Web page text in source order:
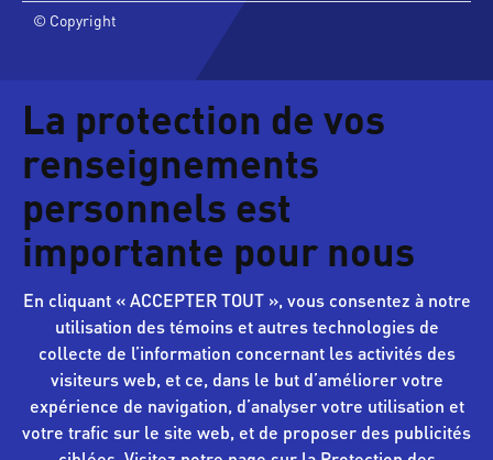
© Copyright
La protection de vos
renseignements
personnels est
importante pour nous
En cliquant « ACCEPTER TOUT », vous consentez à notre
utilisation des témoins et autres technologies de
collecte de l’information concernant les activités des
visiteurs web, et ce, dans le but d’améliorer votre
expérience de navigation, d’analyser votre utilisation et
votre trafic sur le site web, et de proposer des publicités